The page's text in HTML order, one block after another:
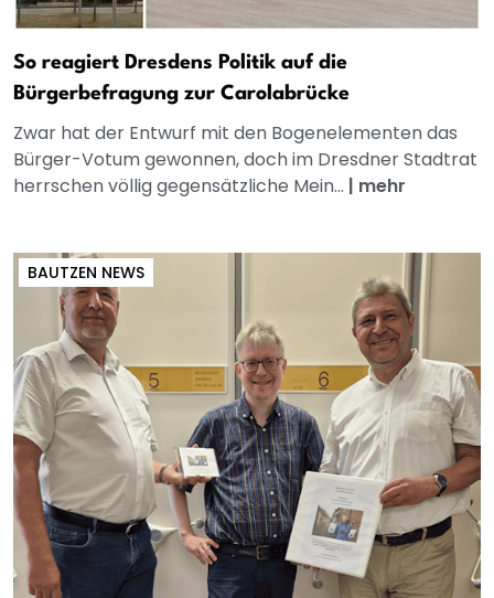
So reagiert Dresdens Politik auf die
Bürgerbefragung zur Carolabrücke
Zwar hat der Entwurf mit den Bogenelementen das
Bürger-Votum gewonnen, doch im Dresdner Stadtrat
herrschen völlig gegensätzliche Mein... | mehr
BAUTZEN NEWS